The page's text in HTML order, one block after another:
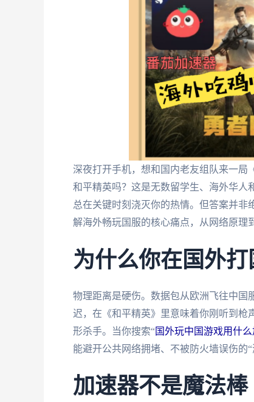
深夜打开手机，想和国内老友组队来一局
和平精英吗？这是无数留学生、海外华人
总在关键时刻浇灭你的热情。但答案并
解海外畅玩国服的核心痛点，从网络原理
为什么你在国外打
物理距离是硬伤。数据包从欧洲飞往中国
迟，在《和平精英》里意味着你刚听到枪
形杀手。当你搜索“国外玩中国游戏用什
能避开公共网络拥堵、不被防火墙误伤的“
加速器不是魔法